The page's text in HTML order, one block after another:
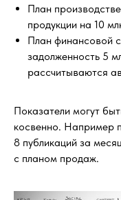
План
продукции на 10
План финансовой
задолженность 5
рассчитываются
Показатели могут
косвенно. Например
8 публикаций за
с планом продаж.